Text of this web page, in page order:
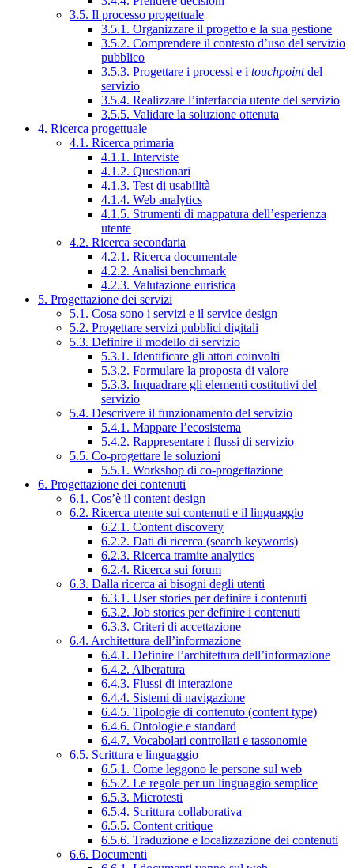
3.5. Il processo progettuale
3.5.1. Organizzare il progetto e la sua gestione
3.5.2. Comprendere il contesto d’uso del servizio
pubblico
3.5.3. Progettare i processi e i touchpointdel
servizio
3.5.4. Realizzare l’interfaccia utente del servizio
3.5.5. Validare la soluzione ottenuta
4. Ricerca progettuale
4.1. Ricerca primaria
4.1.1. Interviste
4.1.2. Questionari
4.1.3. Test di usabilità
4.1.4. Web analytics
4.1.5. Strumenti di mappatura dell’esperienza
utente
4.2. Ricerca secondaria
4.2.1. Ricerca documentale
4.2.2. Analisi benchmark
4.2.3. Valutazione euristica
5. Progettazione dei servizi
5.1. Cosa sono i servizi e il service design
5.2. Progettare servizi pubblici digitali
5.3. Definire il modello di servizio
5.3.1. Identificare gli attori coinvolti
5.3.2. Formulare la proposta di valore
5.3.3. Inquadrare gli elementi costitutivi del
servizio
5.4. Descrivere il funzionamento del servizio
5.4.1. Mappare l’ecosistema
5.4.2. Rappresentare i flussi di servizio
5.5. Co-progettare le soluzioni
5.5.1. Workshop di co-progettazione
6. Progettazione dei contenuti
6.1. Cos’è il content design
6.2. Ricerca utente sui contenuti e il linguaggio
6.2.1. Content discovery
6.2.2. Dati di ricerca (search keywords)
6.2.3. Ricerca tramite analytics
6.2.4. Ricerca sui forum
6.3. Dalla ricerca ai bisogni degli utenti
6.3.1. User stories per definire i contenuti
6.3.2. Job stories per definire i contenuti
6.3.3. Criteri di accettazione
6.4. Architettura dell’informazione
6.4.1. Definire l’architettura dell’informazione
6.4.2. Alberatura
6.4.3. Flussi di interazione
6.4.4. Sistemi di navigazione
6.4.5. Tipologie di contenuto (content type)
6.4.6. Ontologie e standard
6.4.7. Vocabolari controllati e tassonomie
6.5. Scrittura e linguaggio
6.5.1. Come leggono le persone sul web
6.5.2. Le regole per un linguaggio semplice
6.5.3. Microtesti
6.5.4. Scrittura collaborativa
6.5.5. Content critique
6.5.6. Traduzione e localizzazione dei contenuti
6.6. Documenti